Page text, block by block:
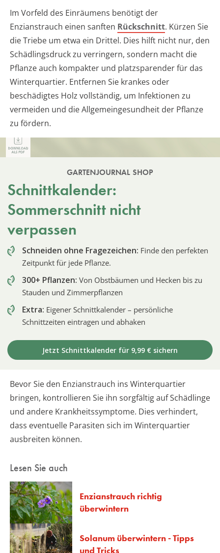
Im Vorfeld des Einräumens benötigt der
Enzianstrauch einen sanften Rückschnitt. Kürzen Sie
die Triebe um etwa ein Drittel. Dies hilft nicht nur, den
Schädlingsdruck zu verringern, sondern macht die
Pflanze auch kompakter und platzsparender für das
Winterquartier. Entfernen Sie krankes oder
beschädigtes Holz vollständig, um Infektionen zu
vermeiden und die Allgemeingesundheit der Pflanze
zu fördern.
GARTENJOURNAL SHOP
Schnittkalender:
Sommerschnitt nicht
verpassen
Schneiden ohne Fragezeichen: Finde den perfekten
Zeitpunkt für jede Pflanze.
300+ Pflanzen: Von Obstbäumen und Hecken bis zu
Stauden und Zimmerpflanzen
Extra: Eigener Schnittkalender – persönliche
Schnittzeiten eintragen und abhaken
Jetzt Schnittkalender für 9,99 € sichern
Bevor Sie den Enzianstrauch ins Winterquartier
bringen, kontrollieren Sie ihn sorgfältig auf Schädlinge
und andere Krankheitssymptome. Dies verhindert,
dass eventuelle Parasiten sich im Winterquartier
ausbreiten können.
Lesen Sie auch
Enzianstrauch richtig
überwintern
Solanum überwintern - Tipps
und Tricks